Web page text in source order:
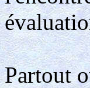
Partout